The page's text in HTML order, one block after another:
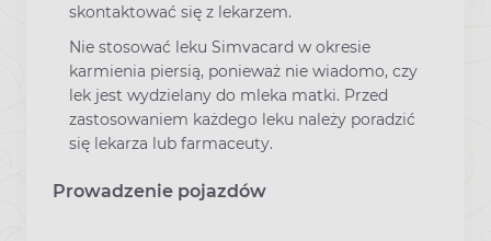
skontaktować się z lekarzem.
Nie stosować leku Simvacard w okresie
karmienia piersią, ponieważ nie wiadomo, czy
lek jest wydzielany do mleka matki. Przed
zastosowaniem każdego leku należy poradzić
się lekarza lub farmaceuty.
Prowadzenie pojazdów